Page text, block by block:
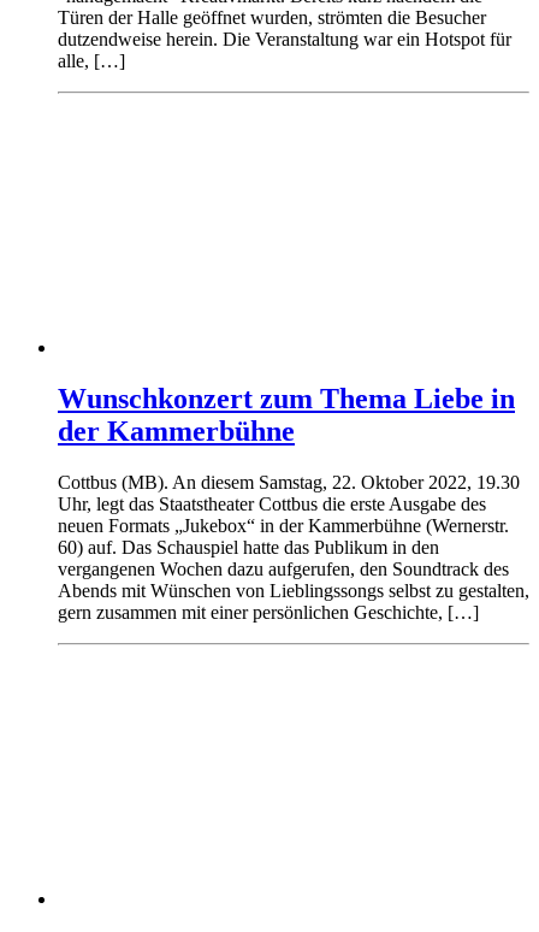
Türen der Halle geöffnet wurden, strömten die Besucher
dutzendweise herein. Die Veranstaltung war ein Hotspot für
alle, […]
Wunschkonzert zum Thema Liebe in
der Kammerbühne
Cottbus (MB). An diesem Samstag, 22. Oktober 2022, 19.30
Uhr, legt das Staatstheater Cottbus die erste Ausgabe des
neuen Formats „Jukebox“ in der Kammerbühne (Wernerstr.
60) auf. Das Schauspiel hatte das Publikum in den
vergangenen Wochen dazu aufgerufen, den Soundtrack des
Abends mit Wünschen von Lieblingssongs selbst zu gestalten,
gern zusammen mit einer persönlichen Geschichte, […]